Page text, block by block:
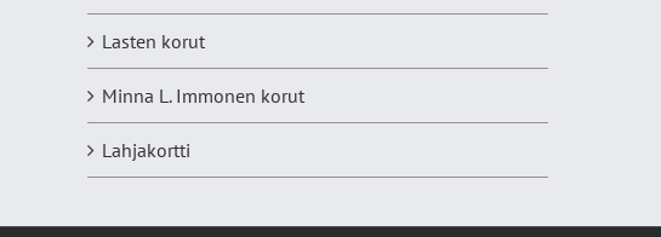
Lasten korut
Minna L. Immonen korut
Lahjakortti